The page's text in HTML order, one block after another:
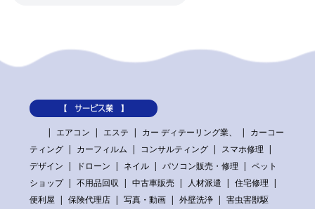
【 サービス業 】
エアコン
エステ カー ディテーリング業、
カーコー
ティング
カーフィルム コンサルティング
スマホ修理
デザイン
ドローン ネイル パソコン販売・修理
ペット
ショップ
不用品回収 中古車販売 人材派遣
住宅修理
便利屋
保険代理店 写真・動画 外壁洗浄
害虫害獣駆